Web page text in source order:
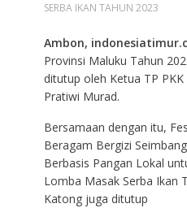
SERBA IKAN TAHUN 2023
Ambon,
Provinsi Maluku Tahun
ditutup oleh Ketua TP
Pratiwi Murad.
Bersamaan dengan itu,
Beragam Bergizi
Berbasis Pangan Lokal
Lomba Masak Serba Ikan
Katong juga ditutup